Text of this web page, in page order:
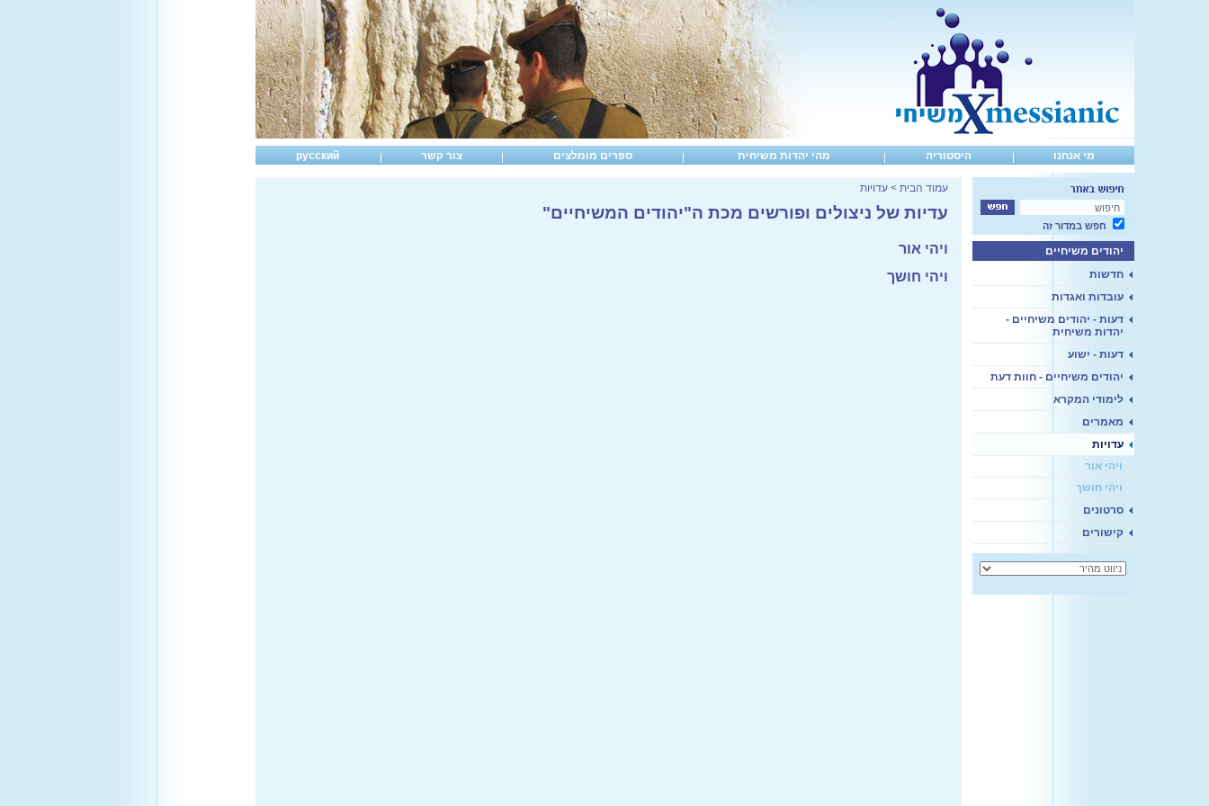
מי אנחנו היסטוריה מהי יהדות משיחית ספרים מומלצים צור קשר русский
חפש במדור זה
יהודים משיחיים
חדשות
עובדות ואגדות
דעות - יהודים משיחיים -
יהדות משיחית
דעות - ישוע
יהודים משיחיים - חוות דעת
לימודי המקרא
מאמרים
עדויות
ויהי אור
ויהי חושך
סרטונים
קישורים
עמוד הבית > עדויות
עדיות של ניצולים ופורשים מכת ה"יהודים המשיחיים"
ויהי אור
ויהי חושך